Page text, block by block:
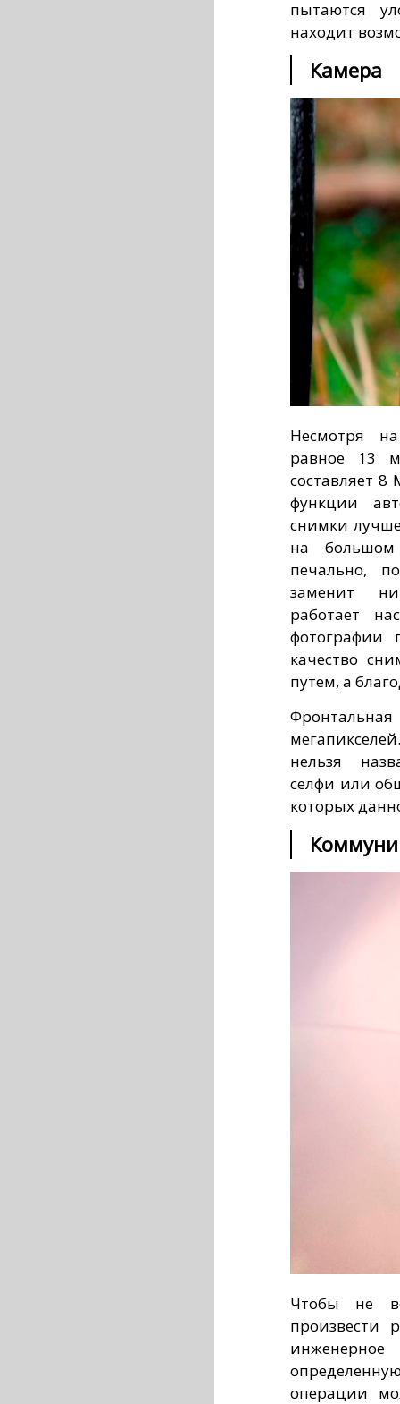
пытаются
находит
Камера
Несмотря
равное 13
составляет
функции
снимки
на большом
печально,
заменит
работает
фотографии
качество
путем, а
нельзя
селфи или
которых
Чтобы не
произвести
операции